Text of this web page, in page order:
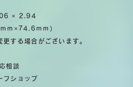
× 2.94
ｍ×74.6ｍｍ）
する場合がございます。
相談
フショップ